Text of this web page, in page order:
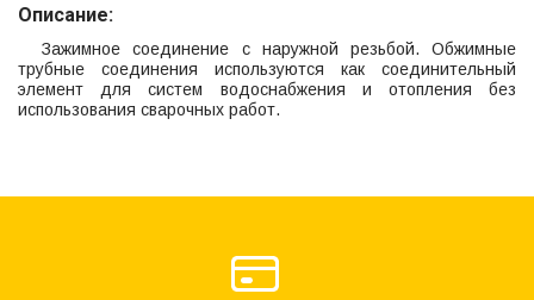
Описание:
Зажимное соединение с наружной резьбой. Обжимные
трубные соединения используются как соединительный
элемент для систем водоснабжения и отопления без
использования сварочных работ.